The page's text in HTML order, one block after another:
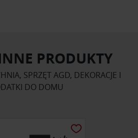
PRODUKTY
SPRZĘT AGD, DEKORACJE I
DO DOMU